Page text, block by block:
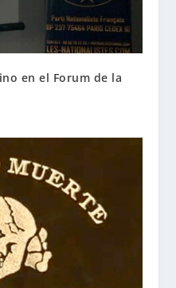
en el Forum de la